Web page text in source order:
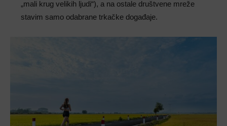
„mali krug velikih ljudi“), a na ostale društvene mreže
stavim samo odabrane trkačke događaje.